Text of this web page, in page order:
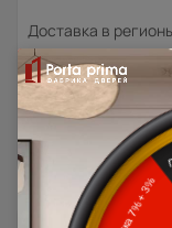
Доставка в
дилера в данном
сайта, отдельно
магазина.
Подробная